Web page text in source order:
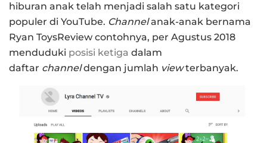
hiburan anak telah menjadi salah satu kategori
populer di YouTube. Channelanak-anak bernama
Ryan ToysReview contohnya, per Agustus 2018
menduduki posisi ketiga dalam
daftar channeldengan jumlah viewterbanyak.